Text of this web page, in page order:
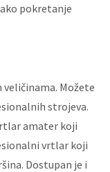
pokretanje
Možete
strojeva.
amater koji
vrtlar koji
Dostupan je i